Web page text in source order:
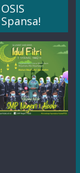
OSIS
Spansa!